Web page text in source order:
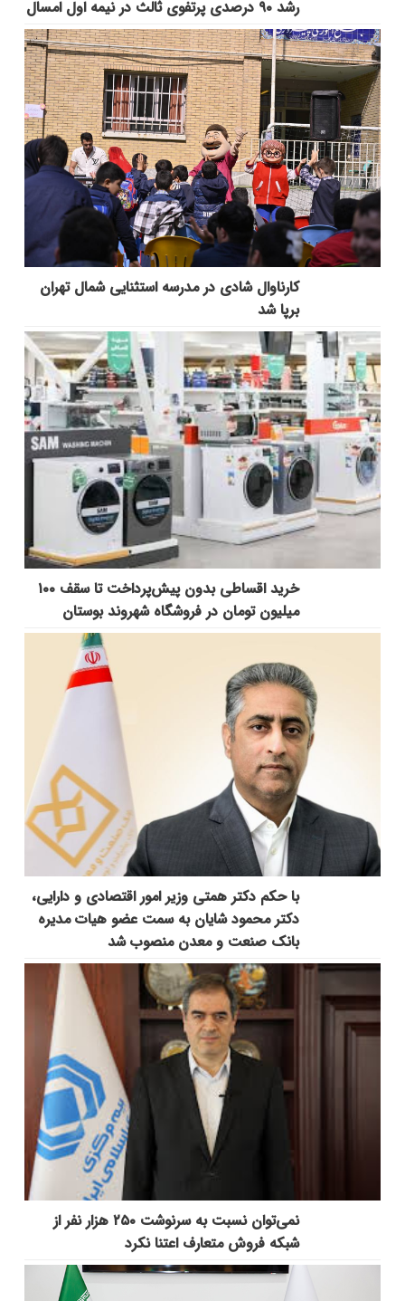
رشد ۹۰ درصدی پرتفوی ثالث در نیمه اول امسال
کارناوال شادی در مدرسه استثنایی شمال تهران
برپا شد
خرید اقساطی بدون پیش‌پرداخت تا سقف ۱۰۰
میلیون تومان در فروشگاه شهروند بوستان
با حکم دکتر همتی وزیر امور اقتصادی و دارایی،
دکتر محمود شایان به سمت عضو هیات مدیره
بانک صنعت و معدن منصوب شد
نمی‌توان نسبت به سرنوشت ۲۵۰ هزار نفر از
شبکه فروش متعارف اعتنا نکرد